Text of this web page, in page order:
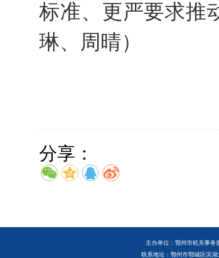
标准、更严要求推
琳、周晴）
分享：
主办单位：鄂州市机关事
联系地址：鄂州市鄂城区滨